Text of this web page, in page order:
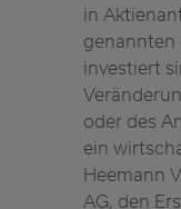
in
genannten
investiert
oder des
ein
Heemann
AG, den